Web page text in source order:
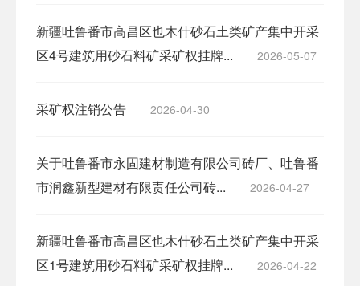
新疆吐鲁番市高昌区也木什砂石土类矿产集中开采
区4号建筑用砂石料矿采矿权挂牌...
2026-05-07
采矿权注销公告 2026-04-30
关于吐鲁番市永固建材制造有限公司砖厂、吐鲁番
市润鑫新型建材有限责任公司砖...
2026-04-27
新疆吐鲁番市高昌区也木什砂石土类矿产集中开采
区1号建筑用砂石料矿采矿权挂牌...
2026-04-22